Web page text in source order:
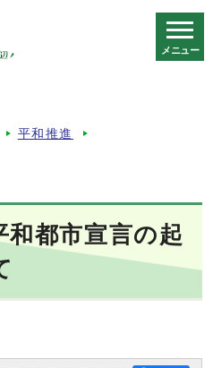
メニュー
平和推進
和都市宣言の起